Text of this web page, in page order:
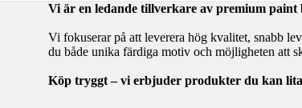
Vi är en ledande tillverkare av premium
Vi fokuserar på att leverera hög kvalitet, snabb
du både unika färdiga motiv och möjligheten att
Köp tryggt – vi erbjuder produkter du kan